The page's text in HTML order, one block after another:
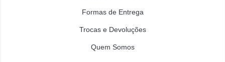
Formas de Entrega
Trocas e Devoluções
Quem Somos